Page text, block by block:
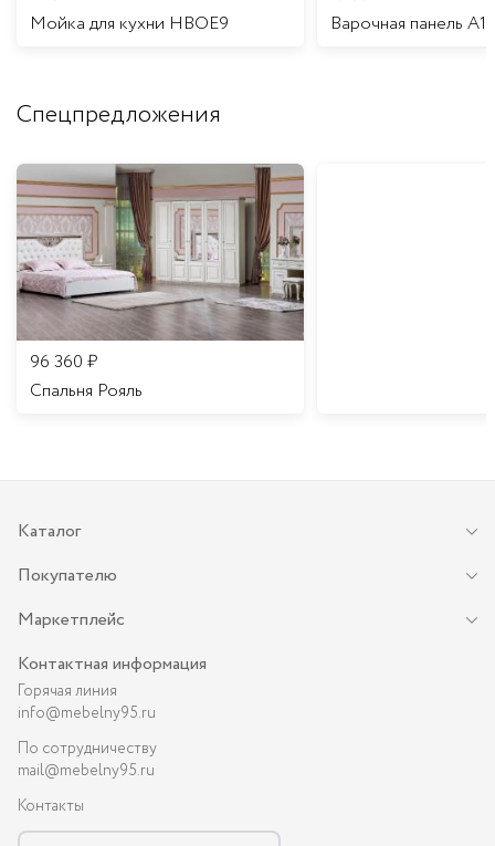
Мойка для кухни HBOE9
Варочная панель A16
Спецпредложения
96 360 ₽
Спальня Рояль
Каталог
Покупателю
Маркетплейс
Контактная информация
Горячая линия
info@mebelny95.ru
По сотрудничеству
mail@mebelny95.ru
Контакты